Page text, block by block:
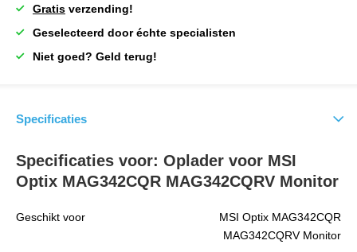
Gratis verzending!
Geselecteerd door échte specialisten
Niet goed? Geld terug!
Specificaties
Specificaties voor: Oplader voor MSI
Optix MAG342CQR MAG342CQRV Monitor
Geschikt voor
MSI Optix MAG342CQR
MAG342CQRV Monitor